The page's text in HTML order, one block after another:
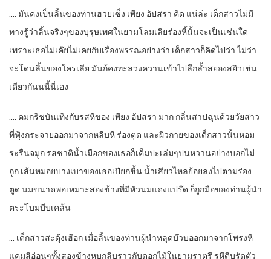
…. มันคงเป็นลิ้นของท่านฮวยเซ็ง เพียง อัปสรา คิด แน่ล่ะ เด็กสาวไม่มี
ทางรู้ว่าลิ้นจริงๆของบุรุษเพศในยามโลมเลียร่องหี้นั้นจะเป็นเช่นใด
เพราะเธอไม่เค๊ยไม่เคยกับเรื่องพรรณอย่างว่า เด็กสาวก็คิดไปว่า ไม่ว่า
จะโดนลิ้นของใครเลีย มันก้คงทะลวงควานเข้าไปลึกล้ำสยองสยิวเช่น
เดียวกันนนี้นี่เอง
…. คมกริชบันเทิงกับรสหีของ เพียง อัปสรา มาก กลิ่นสาปฉุนด้วยวัยสาว
ที่ฟุ้งกระจายออกมาจากหลืบหี ร่องตูด และผิวกายของเด็กสาวนั้นหอม
ระรื่นจมูก รสชาติน้ำเมือกของเธอก็เค็มปะเล่มๆปนหวานอย่างบอกไม่
ถูก เส้นหมอยบางเบาของเธอเปียกชื้น น้ำเสียวไหลย้อยลงไปตามร่อง
ตูด นมขนาดพอเหมาะสองข้างที่มีหัวนมแดงแปร๊ด ก็ถูกมือของท่านผู้นำ
ตระโบมบีบเคล้น
… เด็กสาวสะดุ้งเฮือก เมื่อลิ้นของท่านผู้นำหลุดบ๊วบออกมาจากโพรงหี
แคมสีอ่อนๆทั้งสองข้างหุบกลีบราวกับดอกไม้ในยามราตรี รูหีตีบรัดตัว